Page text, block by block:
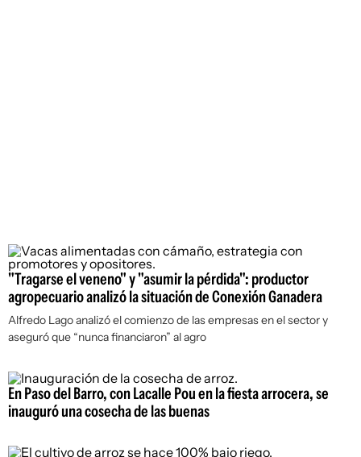
"Tragarse el veneno" y "asumir la pérdida": productor
agropecuario analizó la situación de Conexión Ganadera
Alfredo Lago analizó el comienzo de las empresas en el sector y
aseguró que “nunca financiaron” al agro
En Paso del Barro, con Lacalle Pou en la fiesta arrocera, se
inauguró una cosecha de las buenas